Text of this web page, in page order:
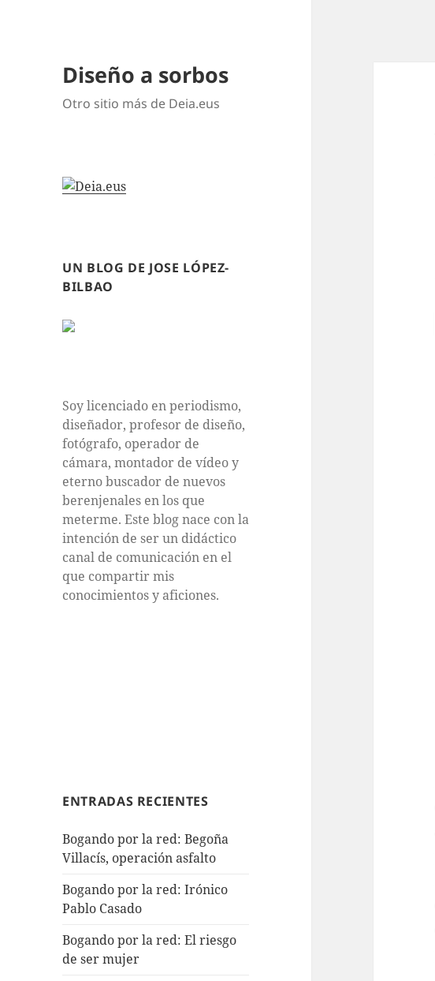
Diseño a sorbos
Otro sitio más de Deia.eus
UN BLOG DE JOSE LÓPEZ-
BILBAO
Soy licenciado en periodismo,
diseñador, profesor de diseño,
fotógrafo, operador de
cámara, montador de vídeo y
eterno buscador de nuevos
berenjenales en los que
meterme. Este blog nace con la
intención de ser un didáctico
canal de comunicación en el
que compartir mis
conocimientos y aficiones.
ENTRADAS RECIENTES
Bogando por la red: Begoña
Villacís, operación asfalto
Bogando por la red: Irónico
Pablo Casado
Bogando por la red: El riesgo
de ser mujer